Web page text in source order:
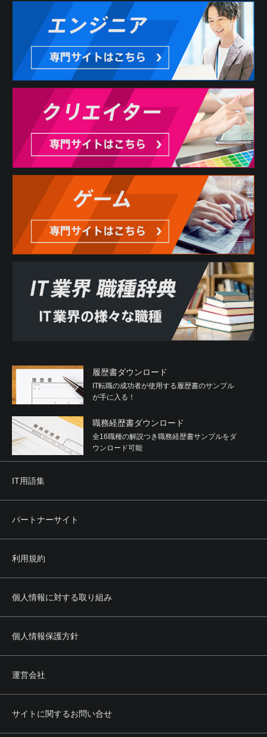
履歴書ダウンロード
IT転職の成功者が使用する履歴書のサンプル
が手に入る！
職務経歴書ダウンロード
全16職種の解説つき職務経歴書サンプルをダ
ウンロード可能
IT用語集
パートナーサイト
利用規約
個人情報に対する取り組み
個人情報保護方針
運営会社
サイトに関するお問い合せ